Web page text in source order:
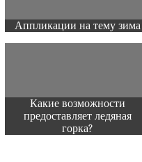
Аппликации на тему зима
Какие возможности
предоставляет ледяная
горка?